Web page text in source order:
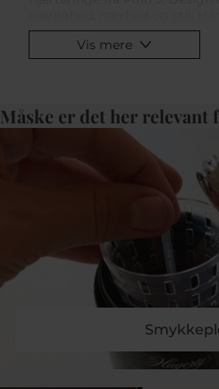
værksted i Svendborg forener
elegance med moderne
blot smykker, men
Et bredt udvalg af
Vores kollektion af hjerte
stilarter og materialer, der
enkle og minimalistiske
designs med funklende
perfekte smykke til både
spænder fra guld og sølv til
vælge en hjerte, der matcher
Designet til at holde
Hver hjertering er fremstillet
komfort. Vi anvender kun
standard, hvilket sikrer, at
Vis mere
Måske er det her relevant